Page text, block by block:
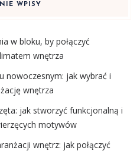
WPISY
w bloku, by połączyć
wnętrza
nowoczesnym: jak wybrać i
wnętrza
jak stworzyć funkcjonalną i
motywów
wnętrz: jak połączyć